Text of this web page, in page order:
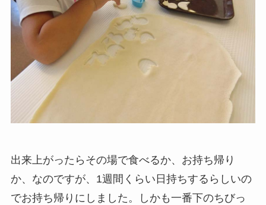
出来上がったらその場で食べるか、お持ち帰り
か、なのですが、1週間くらい日持ちするらしいの
でお持ち帰りにしました。しかも一番下のちびっ